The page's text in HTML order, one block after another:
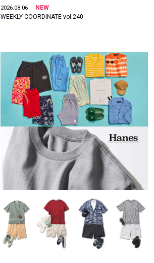
2026.08.06
NEW
WEEKLY COORDINATE vol.240